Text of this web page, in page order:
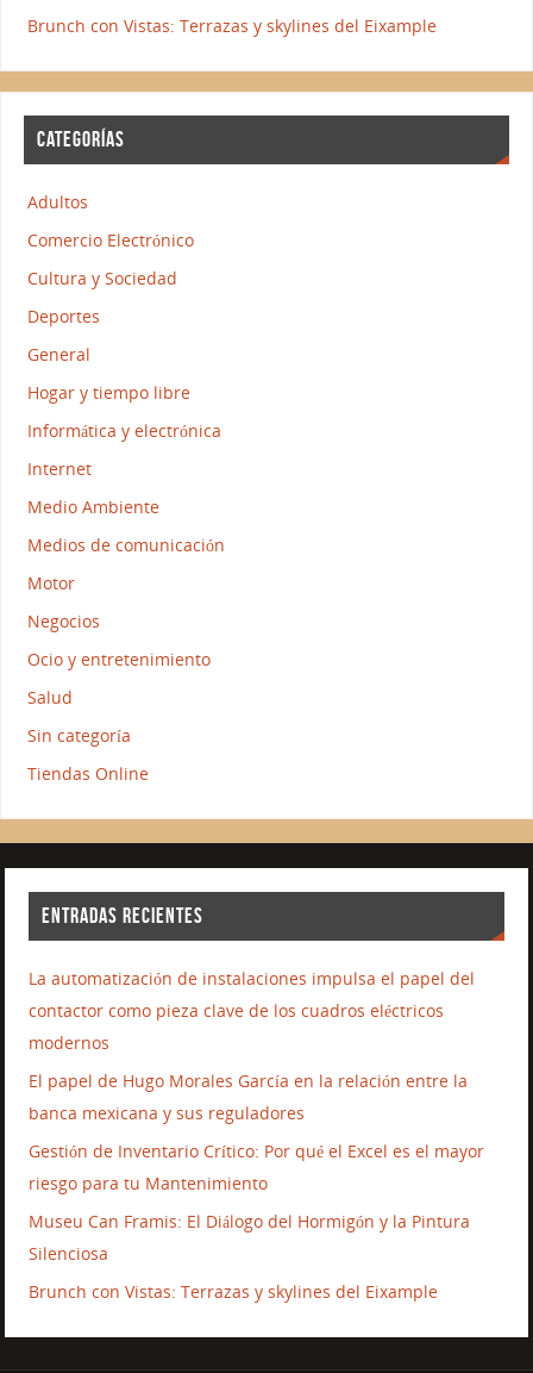
Brunch con Vistas: Terrazas y skylines del Eixample
CATEGORÍAS
Adultos
Comercio Electrónico
Cultura y Sociedad
Deportes
General
Hogar y tiempo libre
Informática y electrónica
Internet
Medio Ambiente
Medios de comunicación
Motor
Negocios
Ocio y entretenimiento
Salud
Sin categoría
Tiendas Online
ENTRADAS RECIENTES
La automatización de instalaciones impulsa el papel del
contactor como pieza clave de los cuadros eléctricos
modernos
El papel de Hugo Morales García en la relación entre la
banca mexicana y sus reguladores
Gestión de Inventario Crítico: Por qué el Excel es el mayor
riesgo para tu Mantenimiento
Museu Can Framis: El Diálogo del Hormigón y la Pintura
Silenciosa
Brunch con Vistas: Terrazas y skylines del Eixample